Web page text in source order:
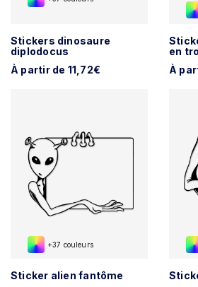
Stickers dinosaure
diplodocus
À partir de 11,72€
en
À
+37 couleurs
Sticker alien fantôme